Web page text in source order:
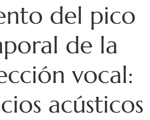
del pico
de la
vocal:
acústicos